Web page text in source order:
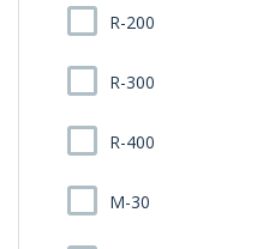
R-200
R-300
R-400
M-30